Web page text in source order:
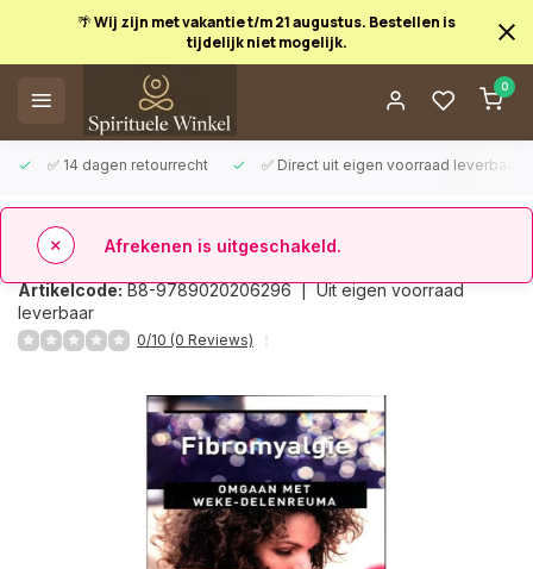
🌴 Wij zijn met vakantie t/m 21 augustus. Bestellen is
tijdelijk niet mogelijk.
0
✅ 14 dagen retourrecht ✅ Direct uit eigen voorraad leverbaar
Afrekenen is uitgeschakeld.
Fibromyalgie
Artikelcode:B8-9789020206296 |Uit eigen voorraad
leverbaar
0/10 (0 Reviews)